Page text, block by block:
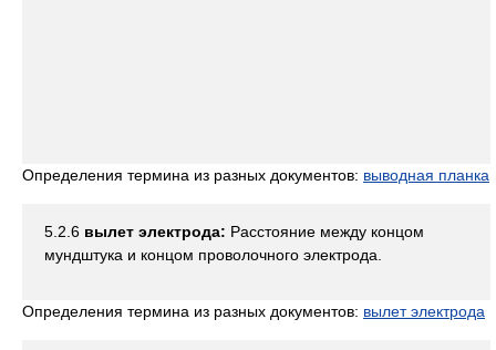
Определения термина из разных документов: выводная планка
5.2.6 вылет электрода: Расстояние между концом
мундштука и концом проволочного электрода.
Определения термина из разных документов: вылет электрода